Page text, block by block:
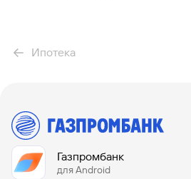
Ипотека
Газпромбанк
для Android